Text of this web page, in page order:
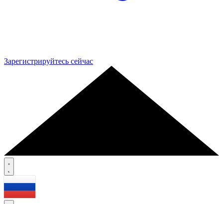
Зарегистрируйтесь сейчас